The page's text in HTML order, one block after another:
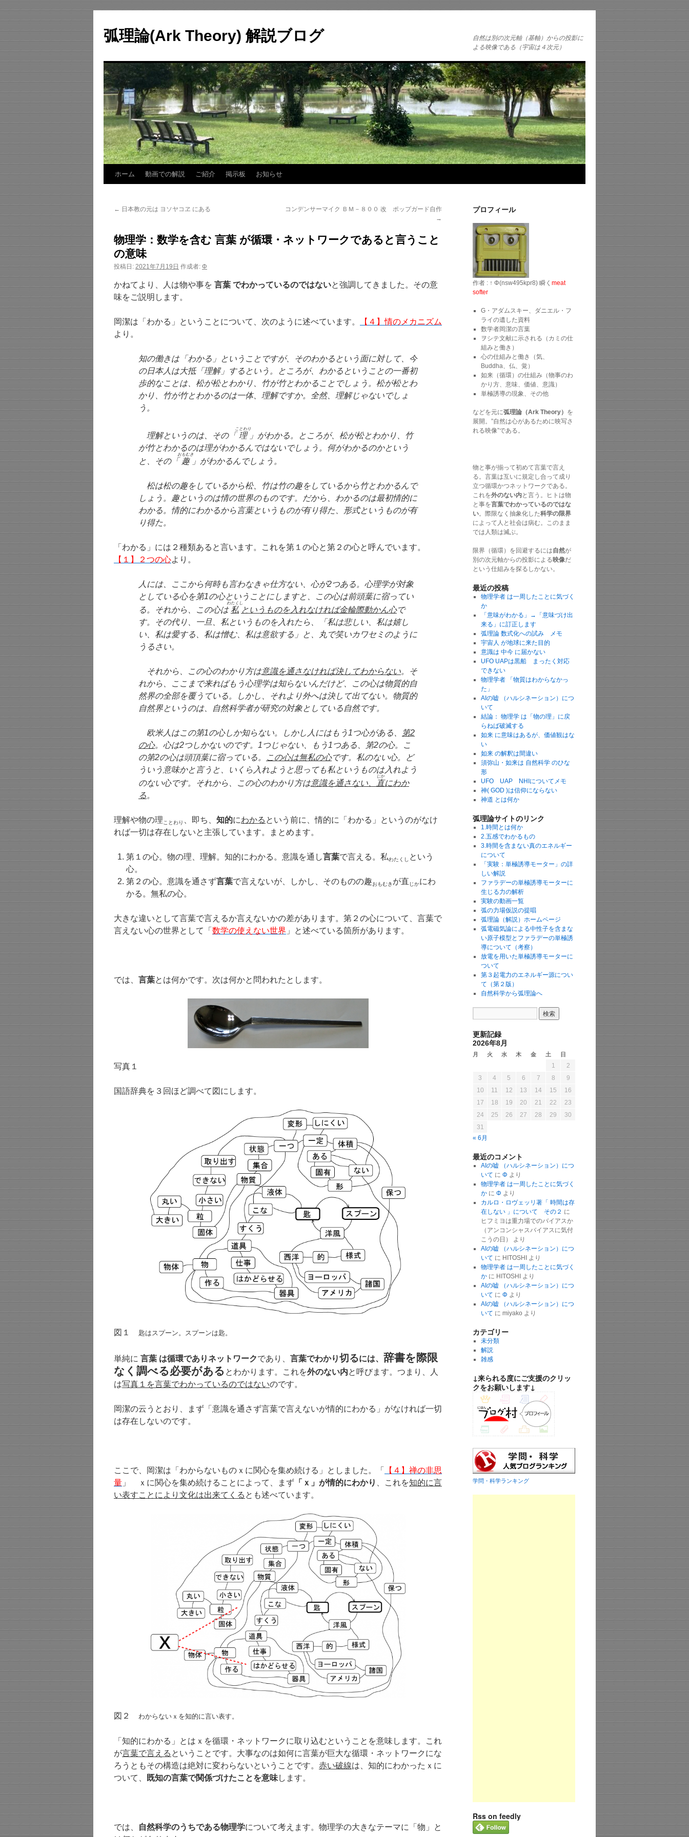
テ
ン
へ
ス
キ
ッ
プ
弧理論(Ark Theory) 解説ブログ
自然は別の次元軸（基軸）からの投影に
よる映像である（宇宙は４次元）
ホーム 動画での解説 ご紹介 掲示板 お知らせ
← 日本教の元は ヨソヤコヱ にある
コンデンサーマイク ＢＭ－８００ 改 ポップガード自作
→
物理学：数学を含む 言葉 が循環・ネットワークであると言うこと
の意味
投稿日: 2021年7月19日 作成者: Φ
かねてより、人は物や事を 言葉 でわかっているのではないと強調してきました。その意
味をご説明します。
岡潔は「わかる」ということについて、次のように述べています。
【４】情のメカニズム
より。
知の働きは「わかる」ということですが、そのわかるという面に対して、今
の日本人は大抵「理解」するという。ところが、わかるということの一番初
歩的なことは、松が松とわかり、竹が竹とわかることでしょう。松が松とわ
かり、竹が竹とわかるのは一体、理解ですか。全然、理解じゃないでしょ
う。
理解というのは、その「 理
ことわり
」がわかる。ところが、松が松とわかり、竹
が竹とわかるのは理がわかるんではないでしょう。何がわかるのかという
と、その「 趣
おもむき
」がわかるんでしょう。
松は松の趣をしているから松、竹は竹の趣をしているから竹とわかるんで
しょう。趣というのは情の世界のものです。だから、わかるのは最初情的に
わかる。情的にわかるから言葉というものが有り得た、形式というものが有
り得た。
「わかる」には２種類あると言います。これを第１の心と第２の心と呼んでいます。
【１】２つの心より。
人には、ここから何時も言わなきゃ仕方ない、心が2つある。心理学が対象
としている心を第1の心ということにしますと、この心は前頭葉に宿ってい
る。それから、この心は 私
わたくし
というものを入れなければ金輪際動かん心で
す。その代り、一旦、私というものを入れたら、「私は悲しい、私は嬉し
い、私は愛する、私は憎む、私は意欲する」と、丸で笑いカワセミのように
うるさい。
それから、この心のわかり方は意識を通さなければ決してわからない。そ
れから、ここまで来ればもう心理学は知らないんだけど、この心は物質的自
然界の全部を覆うている。しかし、それより外へは決して出てない。物質的
自然界というのは、自然科学者が研究の対象としている自然です。
欧米人はこの第1の心しか知らない。しかし人にはもう1つ心がある、
第2
の心。心は2つしかないのです。1つじゃない、もう1つある、第2の心。こ
の第2の心は頭頂葉に宿っている。
この心は無私の心です。私のない心。ど
ういう意味かと言うと、いくら入れようと思っても私というものは入れよう
のない心です。それから、この心のわかり方は意識を通さない、 直
じか
にわか
る。
理解や物の理 ことわり 、即ち、 知的にわかる という前に、情的に「わかる」というのがなけ
れば一切は存在しないと主張しています。まとめます。
第１の心。物の理、理解。知的にわかる。意識を通し言葉で言える。私わたくし
という
心。
第２の心。意識を通さず言葉で言えないが、しかし、そのものの趣おもむき が直 じかにわ
かる。無私の心。
大きな違いとして言葉で言えるか言えないかの差があります。第２の心について、言葉で
言えない心の世界として「 数学の使えない世界 」と述べている箇所があります。
では、 言葉とは何かです。次は何かと問われたとします。
写真１
国語辞典を３回ほど調べて図にします。
図１ 匙はスプーン。スプーンは匙。
単純に 言葉 は循環でありネットワークであり、 言葉でわかり切るには、 辞書を際限
なく調べる必要がある とわかります。これを外のない内と呼びます。つまり、人
は写真１を言葉でわかっているのではないのです。
岡潔の云うとおり、まず「意識を通さず言葉で言えないが情的にわかる」がなければ一切
は存在しないのです。
ここで、岡潔は「わからないものｘに関心を集め続ける」としました。「
【４】禅の非思
量 」 ｘに関心を集め続けることによって、まず 「ｘ」が情的にわかり 、これを知的に言
い表すことにより文化は出来てくる とも述べています。
図２ わからないｘを知的に言い表す。
「知的にわかる」とはｘを循環・ネットワークに取り込むということを意味します。これ
が言葉で言える ということです。大事なのは如何に言葉が巨大な循環・ネットワークにな
ろうともその構造は絶対に変わらないということです。 赤い破線は、知的にわかったｘに
ついて、
既知の言葉で関係づけたことを意味します。
では、 自然科学のうちである物理学について考えます。物理学の大きなテーマに「物」と
プロフィール
作者 : ↑ Φ(nsw495kpr8) 瞬く meat
softer
G・アダムスキー、ダニエル・フ
ライの遺した資料
数学者岡潔の言葉
ヲシテ文献に示される（カミの仕
組みと働き）
心の仕組みと働き（気、
Buddha、仏、覚）
如来（循環）の仕組み（物事のわ
かり方、意味、価値、意識）
単極誘導の現象、その他
などを元に弧理論（Ark Theory） を
展開。”自然は心があるために映写さ
れる映像”である。
物と事が揃って初めて言葉で言え
る。言葉は互いに規定し合って成り
立つ循環かつネットワークである。
これを外のない内と言う。ヒトは物
と事を言葉でわかっているのではな
い。際限なく抽象化した科学の限界
によって人と社会は病む。このまま
では人類は滅ぶ。
限界（循環）を回避するには自然が
別の次元軸からの投影による映像だ
という仕組みを探るしかない。
最近の投稿
物理学者 は一周したことに気づく
か
「意味がわかる」→「意味づけ出
来る」に訂正します
弧理論 数式化への試み メモ
宇宙人 が地球に来た目的
意識は 中今 に届かない
UFO UAPは黒船 まったく対応
できない
物理学者 「物質はわからなかっ
た」
AIの嘘 （ハルシネーション）につ
いて
結論： 物理学 は「物の理」に戻
らねば破滅する
如来 に意味はあるが、価値観はな
い
如来 の解釈は間違い
須弥山・如来は 自然科学 のひな
形
UFO UAP NHIについてメモ
神( GOD )は信仰にならない
神道 とは何か
弧理論サイトのリンク
1.時間とは何か
2.五感でわかるもの
3.時間を含まない真のエネルギー
について
「実験：単極誘導モーター」の詳
しい解説
ファラデーの単極誘導モーターに
生じる力の解析
実験の動画一覧
弧の力場仮説の提唱
弧理論（解説）ホームページ
弧電磁気論による中性子を含まな
い原子模型とファラデーの単極誘
導について（考察）
放電を用いた単極誘導モーターに
ついて
第３起電力のエネルギー源につい
て（第２版）
自然科学から弧理論へ
更新記録
2026年8月
月 火 水 木 金 土 日
1
2
3
4 5 6 7 8
9
10
11 12 13 14 15
16
17
18 19 20 21 22
23
24
25 26 27 28 29
30
31
« 6月
最近のコメント
AIの嘘 （ハルシネーション）につ
いて に Φ より
物理学者 は一周したことに気づく
かに Φ より
カルロ・ロヴェッリ著「 時間は存
在しない 」について その２ に
ヒフミヨは重力場でのバイアスか
（アンコンシャスバイアスに気付
こうの日）
より
AIの嘘 （ハルシネーション）につ
いて に HITOSHI
より
物理学者 は一周したことに気づく
かに HITOSHI
より
AIの嘘 （ハルシネーション）につ
いて に Φ より
AIの嘘 （ハルシネーション）につ
いて に miyako より
カテゴリー
未分類
解説
雑感
↓来られる度にご支援のクリッ
クをお願いします↓
学問・科学ランキング
Rss on feedly